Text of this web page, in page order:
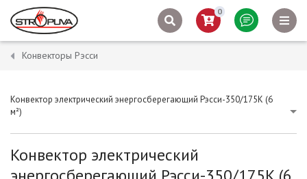
0
Конвекторы Рэсси
Конвектор электрический энергосберегающий Рэсси-350/175K (6
м²)
Конвектор электрический